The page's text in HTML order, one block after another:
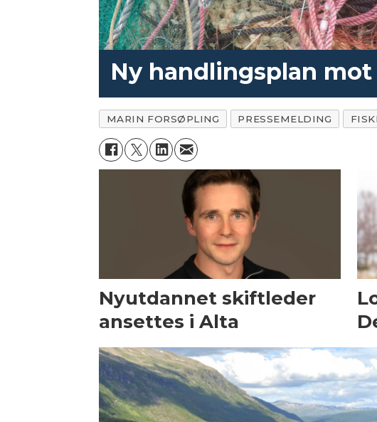
Ny handlingsplan
MARIN FORSØPLING PRESSEMELDING
Nyutdannet skiftleder
ansettes i Alta